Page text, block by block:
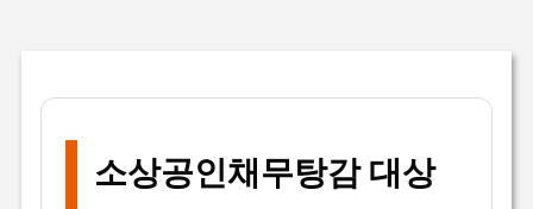
소상공인채무탕감 대상